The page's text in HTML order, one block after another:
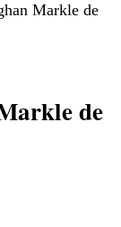
Markle de
de